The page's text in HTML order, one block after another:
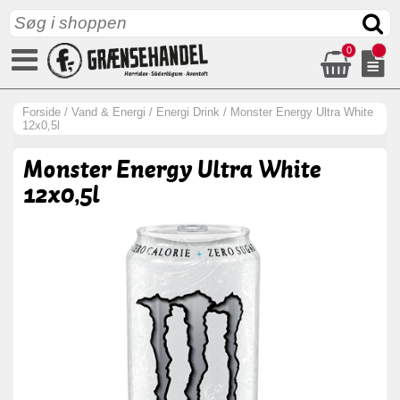
0
Forside / Vand & Energi / Energi Drink / Monster Energy Ultra White
12x0,5l
Monster Energy Ultra White
12x0,5l